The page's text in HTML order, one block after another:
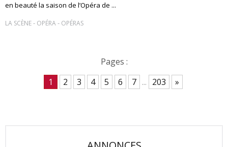
en beauté la saison de l’Opéra de ...
LA SCÈNE- OPÉRA- OPÉRAS
Pages :
1
2 3 4 5 6 7 ... 203 »